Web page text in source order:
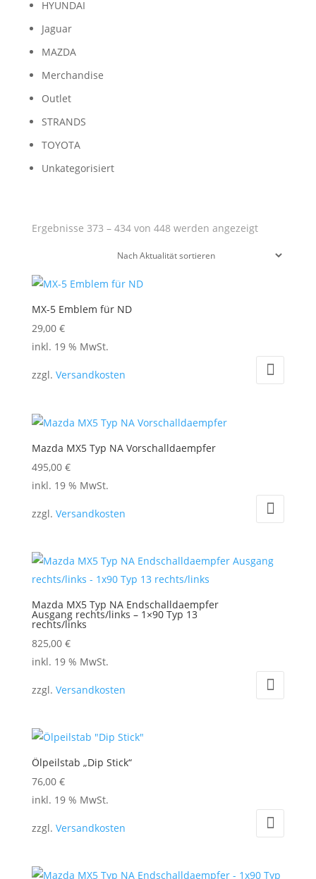
HYUNDAI
Jaguar
MAZDA
Merchandise
Outlet
STRANDS
TOYOTA
Unkategorisiert
Ergebnisse 373 – 434 von 448 werden angezeigtNach
sortiert
MX-5 Emblem für ND
29,00 €
inkl. 19 % MwSt.
zzgl. Versandkosten
Mazda MX5 Typ NA Vorschalldaempfer
495,00 €
inkl. 19 % MwSt.
zzgl. Versandkosten
Mazda MX5 Typ NA Endschalldaempfer
Ausgang rechts/links – 1×90 Typ 13
rechts/links
825,00 €
inkl. 19 % MwSt.
zzgl. Versandkosten
Ölpeilstab „Dip Stick“
76,00 €
inkl. 19 % MwSt.
zzgl. Versandkosten